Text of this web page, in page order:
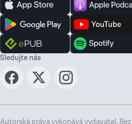
Sledujte nás
Autorská práva vykonává vydavatel.